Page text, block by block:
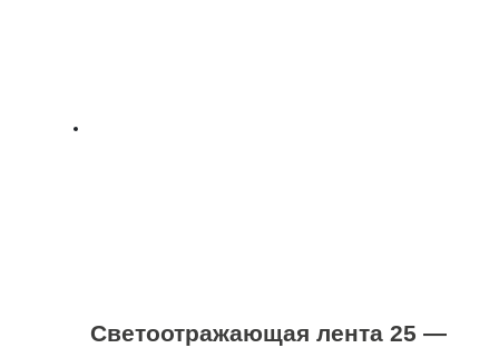
Светоотражающая лента 25 —